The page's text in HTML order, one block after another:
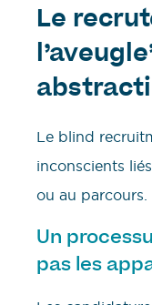
Le
Le blind
inconscients
ou au parcours.
Un
pas les